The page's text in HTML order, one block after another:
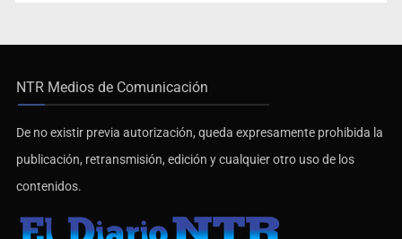
NTR Medios de Comunicación
De no existir previa autorización, queda expresamente prohibida la
publicación, retransmisión, edición y cualquier otro uso de los
contenidos.